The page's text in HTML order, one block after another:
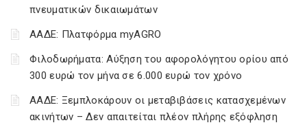
πνευματικών δικαιωμάτων
ΑΑΔΕ: Πλατφόρμα myAGRO
Φιλοδωρήματα: Αύξηση του αφορολόγητου ορίου από
300 ευρώ τον μήνα σε 6.000 ευρώ τον χρόνο
ΑΑΔΕ: Ξεμπλοκάρουν οι μεταβιβάσεις κατασχεμένων
ακινήτων – Δεν απαιτείται πλέον πλήρης εξόφληση